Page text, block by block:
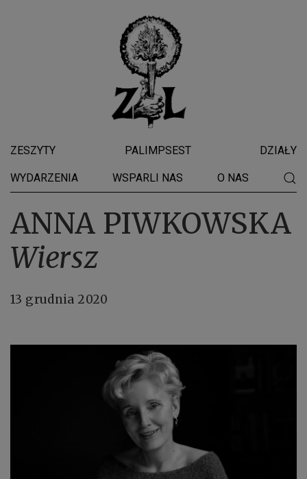
ZESZYTY PALIMPSEST DZIAŁY
WYDARZENIA WSPARLI NAS O NAS
ANNA PIWKOWSKA
Wiersz
13 grudnia 2020